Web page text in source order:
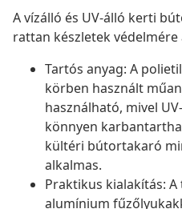
A vízálló és UV-álló kerti
rattan készletek
Tartós anyag: A
körben használt
használható, mivel
könnyen
kültéri bútortakaró
alkalmas.
Praktikus kialakítás:
alumínium